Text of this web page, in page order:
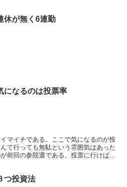
休が無く6連勤
になるのは投票率
マイチである。ここで気になるのが投
て行っても無駄という雰囲気はあった
前回の参院選である。投票に行けば結
つ投資法